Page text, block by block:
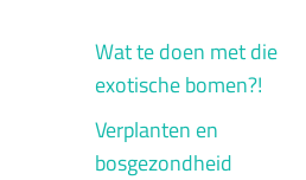
Wat te doen met die
exotische bomen?!
Verplanten en
bosgezondheid